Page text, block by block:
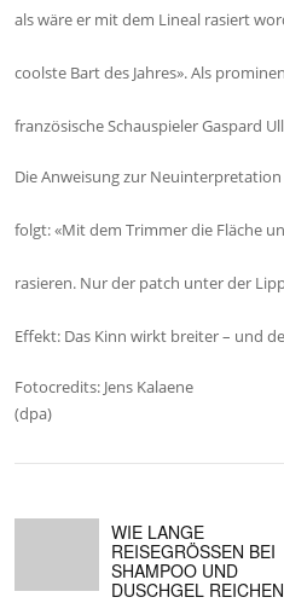
als wäre er mit dem Lineal rasiert
coolste Bart des Jahres». Als
französische Schauspieler Gaspard
Die Anweisung zur
folgt: «Mit dem Trimmer die Fläche
rasieren. Nur der patch unter der
Effekt: Das Kinn wirkt breiter – und
Fotocredits: Jens Kalaene
(dpa)
WIE LANGE
REISEGRÖSSEN BEI S
HAMPOO UND D
USCHGEL REICHEN